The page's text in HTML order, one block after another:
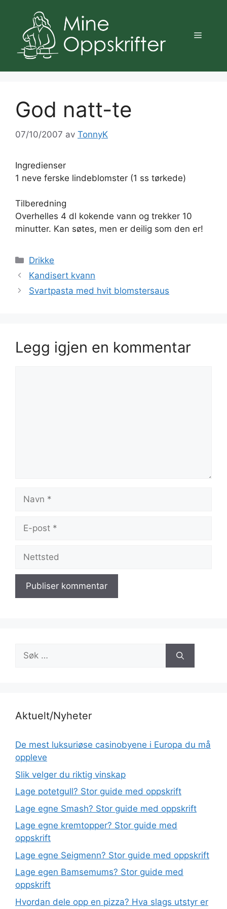
innhold
Meny
God natt-te
07/10/2007 av TonnyK
Ingredienser
1 neve ferske lindeblomster (1 ss tørkede)
Tilberedning
Overhelles 4 dl kokende vann og trekker 10
minutter. Kan søtes, men er deilig som den er!
Kategorier
Drikke
Kandisert kvann
Svartpasta med hvit blomstersaus
Legg igjen en kommentar
Navn
Nettsted
Søk
etter:
Aktuelt/Nyheter
De mest luksuriøse casinobyene i Europa du må
oppleve
Slik velger du riktig vinskap
Lage potetgull? Stor guide med oppskrift
Lage egne Smash? Stor guide med oppskrift
Lage egne kremtopper? Stor guide med
oppskrift
Lage egne Seigmenn? Stor guide med oppskrift
Lage egen Bamsemums? Stor guide med
oppskrift
Hvordan dele opp en pizza? Hva slags utstyr er